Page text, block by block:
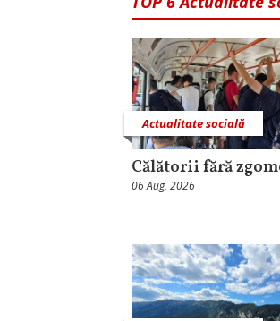
Actualitate socială
Călătorii fără
06 Aug, 2026